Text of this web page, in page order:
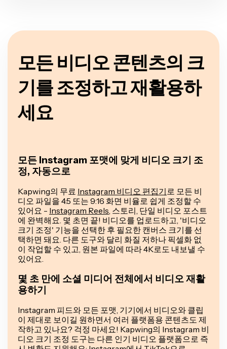
모든 비디오 콘텐츠의 크
기를 조정하고 재활용하
세요
모든 Instagram 포맷에 맞게 비디오 크기 조
정, 자동으로
Kapwing의 무료 Instagram 비디오 편집기로 모든 비
디오 파일을 4:5 또는 9:16 화면 비율로 쉽게 조정할 수
있어요 - Instagram Reels, 스토리, 단일 비디오 포스트
에 완벽해요. 몇 초면 끝! 비디오를 업로드하고, '비디오
크기 조정' 기능을 선택한 후 필요한 캔버스 크기를 선
택하면 돼요. 다른 도구와 달리 화질 저하나 픽셀화 없
이 작업할 수 있고, 원본 파일에 따라 4K로도 내보낼 수
있어요.
몇 초 만에 소셜 미디어 전체에서 비디오 재활
용하기
Instagram 피드와 모든 포맷, 기기에서 비디오와 클립
이 제대로 보이길 원하면서 여러 플랫폼용 콘텐츠도 제
작하고 있나요? 걱정 마세요! Kapwing의 Instagram 비
디오 크기 조정 도구는 다른 인기 비디오 플랫폼으로 즉